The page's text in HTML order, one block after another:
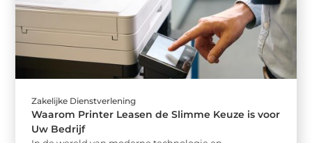
Zakelijke Dienstverlening
Waarom Printer Leasen de Slimme Keuze is voor
Uw Bedrijf